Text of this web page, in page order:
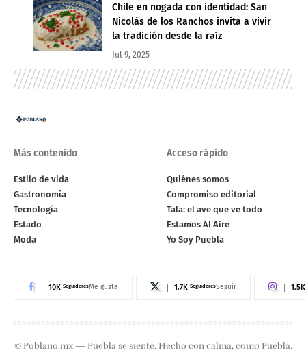
Chile en nogada con identidad: San
Nicolás de los Ranchos invita a vivir
la tradición desde la raíz
Jul 9, 2025
Más contenido
Estilo de vida
Gastronomía
Tecnología
Estado
Moda
Acceso rápido
Quiénes somos
Compromiso editorial
Tala: el ave que ve todo
Estamos Al Aire
Yo Soy Puebla
10K SeguidoresMe gusta 1.7K SeguidoresSeguir 1.5K
© Poblano.mx — Puebla se siente. Hecho con calma, como Puebla.